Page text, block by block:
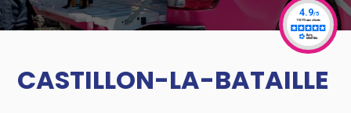
CASTILLON-LA-BATAILLE